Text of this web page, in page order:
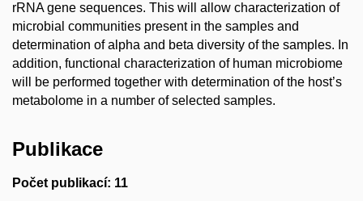
rRNA gene sequences. This will allow characterization of
microbial communities present in the samples and
determination of alpha and beta diversity of the samples. In
addition, functional characterization of human microbiome
will be performed together with determination of the host’s
metabolome in a number of selected samples.
Publikace
Počet publikací: 11